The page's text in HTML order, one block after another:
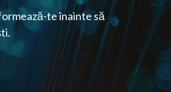
te înainte să